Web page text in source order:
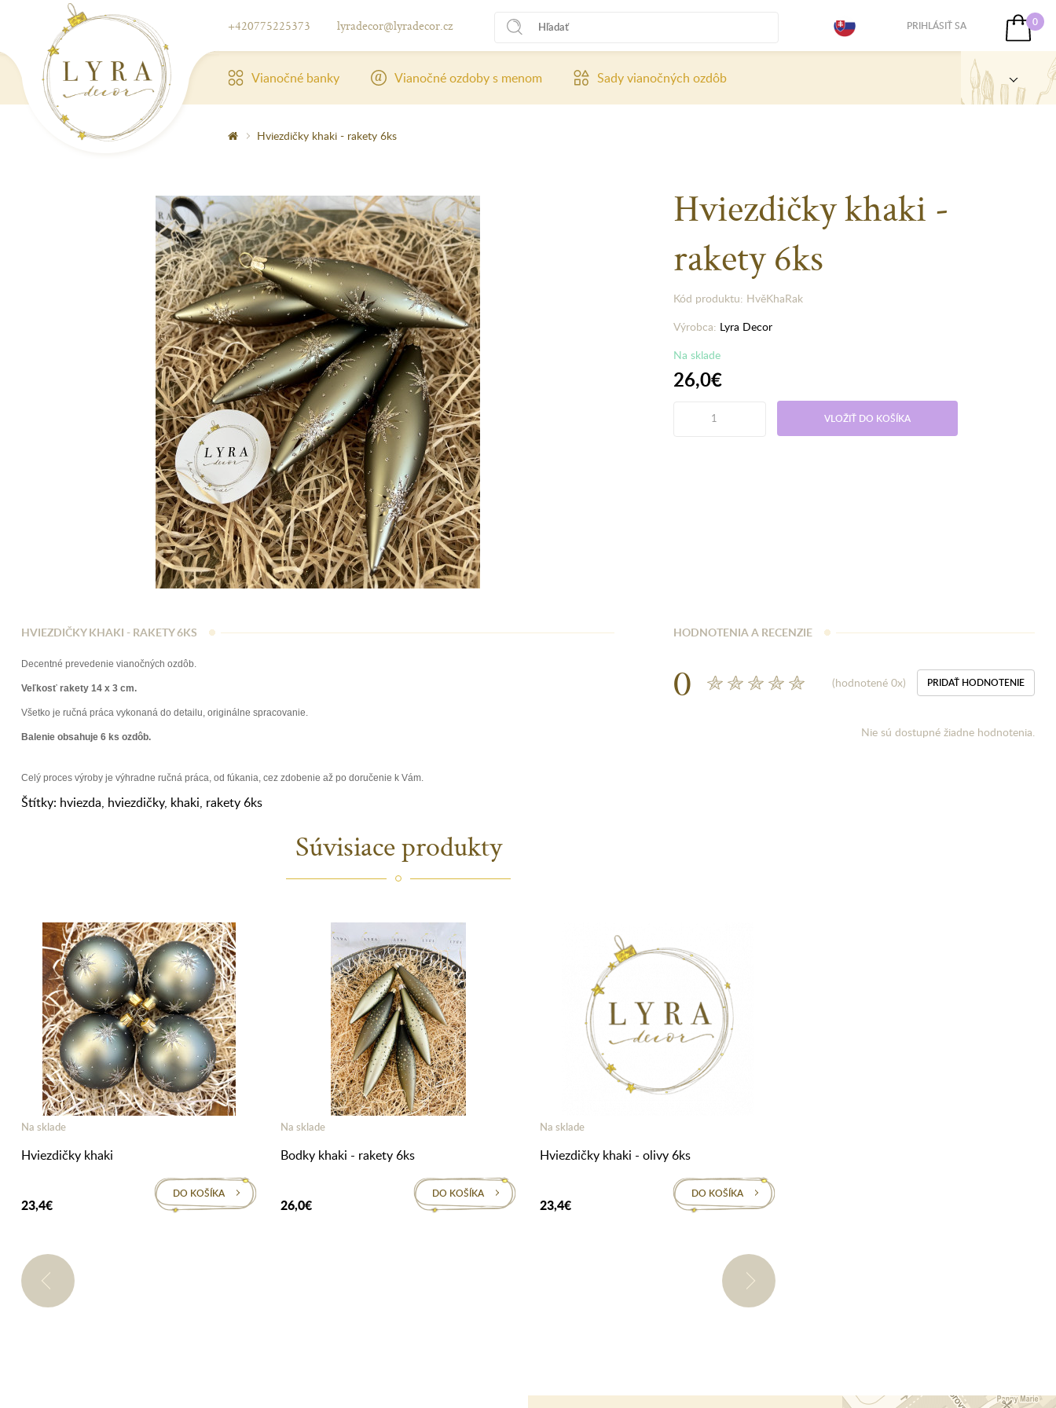
+420775225373 lyradecor@lyradecor.cz PRIHLÁSIŤ SA 0
Vianočné banky Vianočné ozdoby s menom Sady vianočných ozdôb
Hviezdičky khaki - rakety 6ks
Hviezdičky khaki -
rakety 6ks
Kód produktu: HvěKhaRak
Výrobca: Lyra Decor
Na sklade
26,0€
VLOŽIŤ DO KOŠÍKA
HVIEZDIČKY KHAKI - RAKETY 6KS
Decentné prevedenie vianočných ozdôb.
Veľkosť rakety 14 x 3 cm.
Všetko je ručná práca vykonaná do detailu, originálne spracovanie.
Balenie obsahuje 6 ks ozdôb.
Celý proces výroby je výhradne ručná práca, od fúkania, cez zdobenie až po doručenie k Vám.
Štítky: hviezda, hviezdičky, khaki, rakety 6ks
HODNOTENIA A RECENZIE
0 (hodnotené 0x) PRIDAŤ HODNOTENIE
Nie sú dostupné žiadne hodnotenia.
Súvisiace produkty
Na sklade
Hviezdičky khaki
23,4€
DO KOŠÍKA
Na sklade
Bodky khaki - rakety 6ks
26,0€
DO KOŠÍKA
Na sklade
Hviezdičky khaki - olivy 6ks
23,4€
DO KOŠÍKA